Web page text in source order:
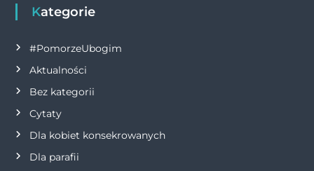
Kategorie
#PomorzeUbogim
Aktualności
Bez kategorii
Cytaty
Dla kobiet konsekrowanych
Dla parafii